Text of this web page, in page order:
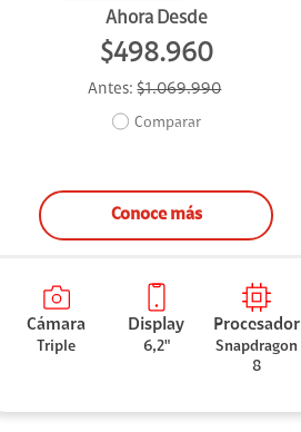
Ahora Desde
$498.960
Antes:$1.069.990
Comparar
Conoce más
Cámara
Triple
Display
6,2"
Procesador
Snapdragon
8